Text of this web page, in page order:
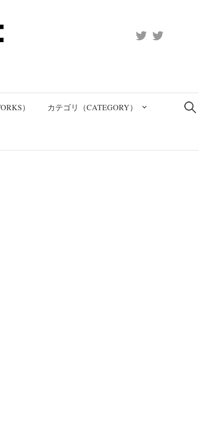
） カテゴリ（CATEGORY）
検
索: